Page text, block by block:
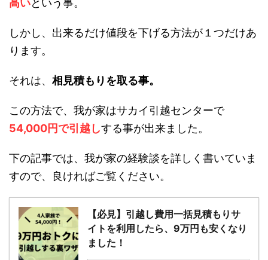
を重視するべき
ここで問題になるのが、
あります。
この方法で、我が家はサカイ引越センターで
下の記事では、我が家の経験談を詳しく書いてい
ますので、良ければご覧ください。